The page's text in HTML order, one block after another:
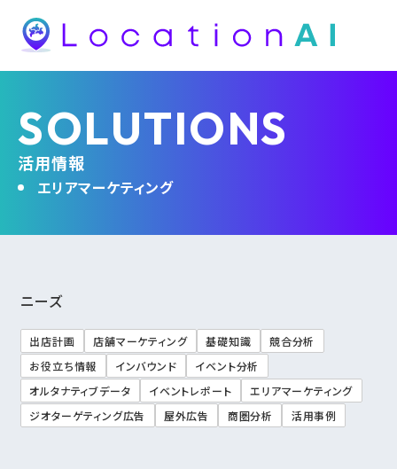
SOLUTIONS
活用情報
エリアマーケティング
ニーズ
出店計画 店舗マーケティング 基礎知識
競合分析
お役立ち情報
インバウンド
イベント分析
オルタナティブデータ
イベントレポート
エリアマーケティング
ジオターゲティング広告
屋外広告 商圏分析 活用事例